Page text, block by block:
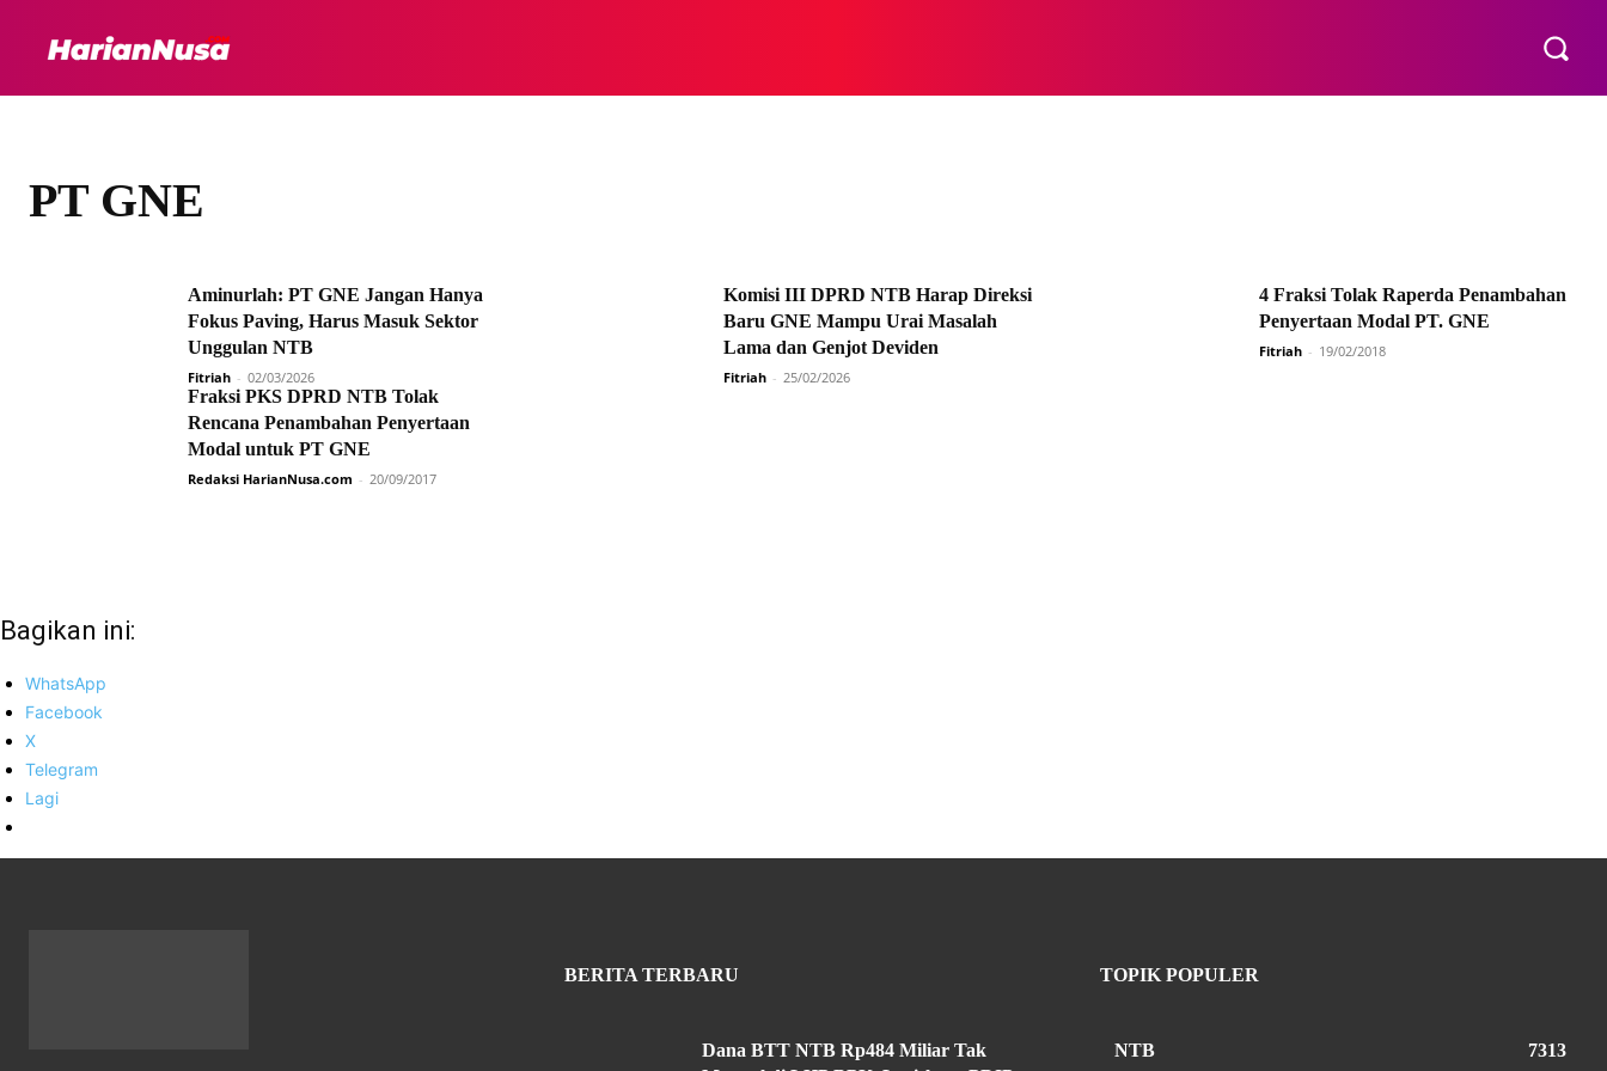
PT GNE
Aminurlah: PT GNE Jangan Hanya
Fokus Paving, Harus Masuk Sektor
Unggulan NTB
Fitriah - 02/03/2026
Komisi III DPRD NTB Harap Direksi
Baru GNE Mampu Urai Masalah
Lama dan Genjot Deviden
Fitriah - 25/02/2026
4 Fraksi Tolak Raperda Penambahan
Penyertaan Modal PT. GNE
Fitriah - 19/02/2018
Fraksi PKS DPRD NTB Tolak
Rencana Penambahan Penyertaan
Modal untuk PT GNE
Redaksi HarianNusa.com - 20/09/2017
Bagikan ini:
WhatsApp
Facebook
X
Telegram
Lagi
BERITA TERBARU
Dana BTT NTB Rp484 Miliar Tak
TOPIK POPULER
NTB 7313